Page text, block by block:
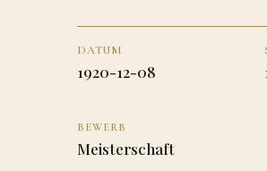
DATUM
1920-12-08
BEWERB
Meisterschaft